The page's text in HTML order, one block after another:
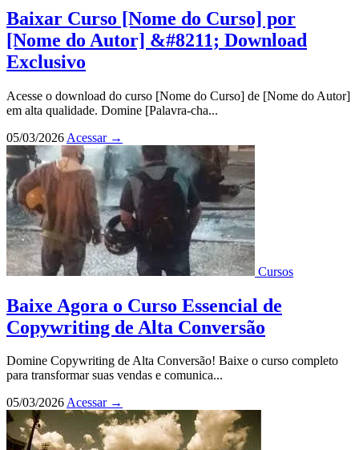
Baixar Curso [Nome do Curso] por
[Nome do Autor] &#8211; Download
Exclusivo
Acesse o download do curso [Nome do Curso] de [Nome do Autor]
em alta qualidade. Domine [Palavra-cha...
05/03/2026 Acessar →
Cursos
Baixe Agora o Curso Essencial de
Copywriting de Alta Conversão
Domine Copywriting de Alta Conversão! Baixe o curso completo
para transformar suas vendas e comunica...
05/03/2026Acessar →